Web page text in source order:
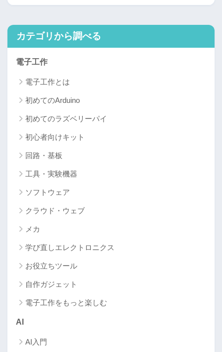
カテゴリから調べる
電子工作
電子工作とは
初めてのArduino
初めてのラズベリーパイ
初心者向けキット
回路・基板
工具・実験機器
ソフトウェア
クラウド・ウェブ
メカ
学び直しエレクトロニクス
お役立ちツール
自作ガジェット
電子工作をもっと楽しむ
AI
AI入門